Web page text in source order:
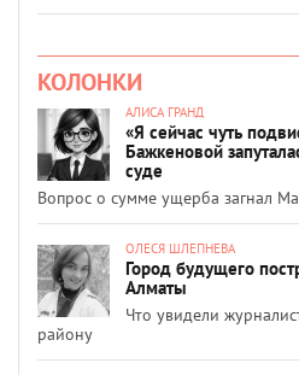
КОЛОНКИ
АЛИСА ГРАНД
«Я сейчас чуть
Бажкеновой
суде
Вопрос о сумме ущерба загнал
ОЛЕСЯ ШЛЕПНЕВА
Город будущего
Алматы
Что увидели
району